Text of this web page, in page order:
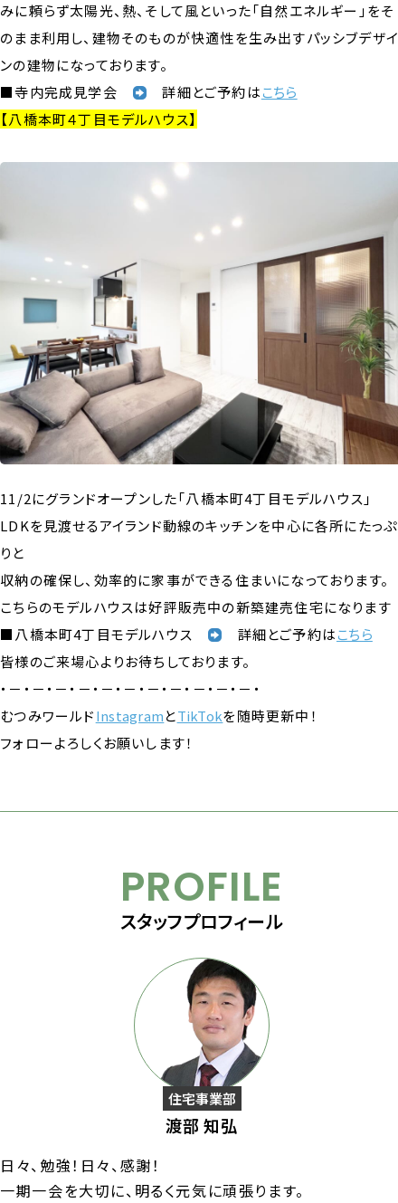
みに頼らず太陽光、熱、そして風といった「自然エネルギー」をそ
のまま利用し、建物そのものが快適性を生み出すパッシブデザイ
ンの建物になっております。
■寺内完成見学会
詳細とご予約はこちら
【八橋本町４丁目モデルハウス】
11/2にグランドオープンした「八橋本町4丁目モデルハウス」
LDKを見渡せるアイランド動線のキッチンを中心に各所にたっぷ
りと
収納の確保し、効率的に家事ができる住まいになっております。
こちらのモデルハウスは好評販売中の新築建売住宅になります
■八橋本町4丁目モデルハウス
詳細とご予約はこちら
皆様のご来場心よりお待ちしております。
・－・－・－・－・－・－・－・－・－・－・－・
むつみワールドInstagramとTikTokを随時更新中！
フォローよろしくお願いします！
PROFILE
スタッフプロフィール
住宅事業部
渡部 知弘
日々、勉強！日々、感謝！
一期一会を大切に、明るく元気に頑張ります。